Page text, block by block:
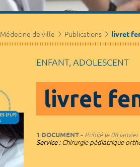
Médecine de ville Publications livret
ENFANT, ADOLESCENT
livret
1 DOCUMENT Publié le08 janvier
Service : Chirurgie pédiatrique